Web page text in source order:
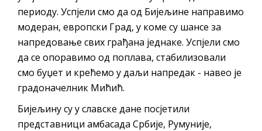
периоду. Успјели смо да од Бијељине направимо
модеран, европски Град, у коме су шансе за
напредовање свих грађана једнаке. Успјели смо
да се опоравимо од поплава, стабилизовали
смо буџет и крећемо у даљи напредак - навео је
градоначелник Мићић.
Бијељину су у славске дане посјетили
представници амбасада Србије, Румуније,